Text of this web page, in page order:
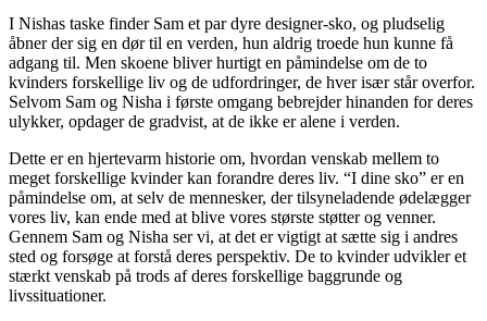
I Nishas taske finder Sam et par dyre designer-sko, og pludselig
åbner der sig en dør til en verden, hun aldrig troede hun kunne få
adgang til. Men skoene bliver hurtigt en påmindelse om de to
kvinders forskellige liv og de udfordringer, de hver især står overfor.
Selvom Sam og Nisha i første omgang bebrejder hinanden for deres
ulykker, opdager de gradvist, at de ikke er alene i verden.
Dette er en hjertevarm historie om, hvordan venskab mellem to
meget forskellige kvinder kan forandre deres liv. “I dine sko” er en
påmindelse om, at selv de mennesker, der tilsyneladende ødelægger
vores liv, kan ende med at blive vores største støtter og venner.
Gennem Sam og Nisha ser vi, at det er vigtigt at sætte sig i andres
sted og forsøge at forstå deres perspektiv. De to kvinder udvikler et
stærkt venskab på trods af deres forskellige baggrunde og
livssituationer.